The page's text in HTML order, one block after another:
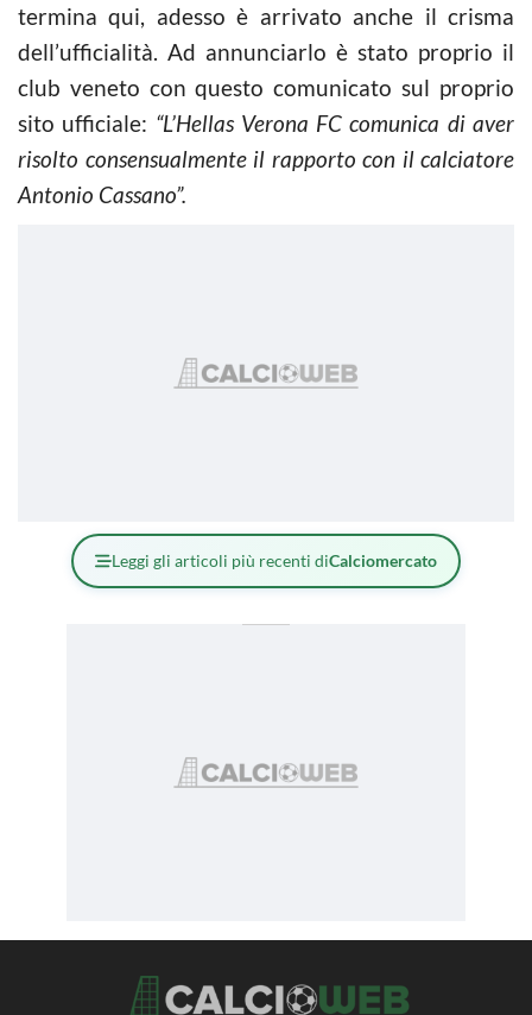
termina qui, adesso è arrivato anche il crisma
dell’ufficialità. Ad annunciarlo è stato proprio il
club veneto con questo comunicato sul proprio
sito ufficiale: “L’Hellas Verona FC comunica di aver
risolto consensualmente il rapporto con il calciatore
Antonio Cassano”.
Leggi gli articoli più recenti diCalciomercato